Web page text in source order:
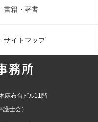
書籍・著書
サイトマップ
麻布台ビル11階
士会）